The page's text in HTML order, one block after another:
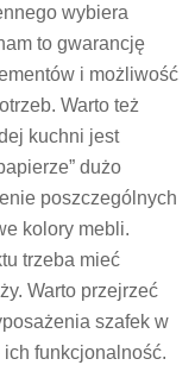
wybiera
to gwarancję
i możliwość
Warto też
kuchni jest
dużo
poszczególnych
kolory mebli.
trzeba mieć
Warto przejrzeć
szafek w
funkcjonalność.